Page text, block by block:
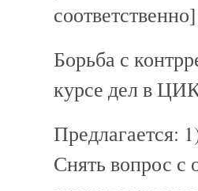
Борьба с
курсе дел в
Предлагается:
Снять вопрос с